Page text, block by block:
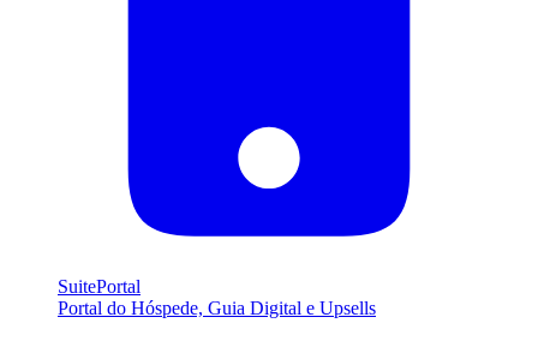
SuitePortal
Portal do Hóspede, Guia Digital e Upsells